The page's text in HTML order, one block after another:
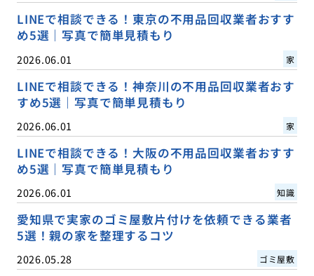
LINEで相談できる！東京の不用品回収業者おすす
め5選｜写真で簡単見積もり
2026.06.01 家
LINEで相談できる！神奈川の不用品回収業者おす
すめ5選｜写真で簡単見積もり
2026.06.01 家
LINEで相談できる！大阪の不用品回収業者おすす
め5選｜写真で簡単見積もり
2026.06.01 知識
愛知県で実家のゴミ屋敷片付けを依頼できる業者
5選！親の家を整理するコツ
2026.05.28 ゴミ屋敷